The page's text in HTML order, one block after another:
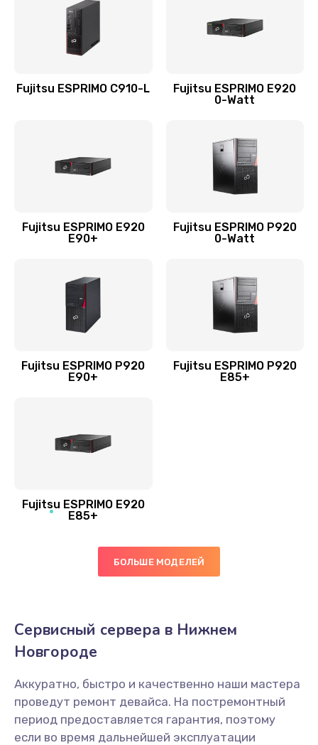
Fujitsu ESPRIMO C910-L
Fujitsu ESPRIMO E920
0-Watt
Fujitsu ESPRIMO E920
E90+
Fujitsu ESPRIMO P920
0-Watt
Fujitsu ESPRIMO P920
E90+
Fujitsu ESPRIMO P920
E85+
Fujitsu ESPRIMO E920
E85+
БОЛЬШЕ МОДЕЛЕЙ
Сервисный сервера в Нижнем
Новгороде
Аккуратно, быстро и качественно наши мастера
проведут ремонт девайса. На постремонтный
период предоставляется гарантия, поэтому
если во время дальнейшей эксплуатации